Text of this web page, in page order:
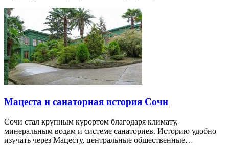
Мацеста и санаторная история Сочи
Сочи стал крупным курортом благодаря климату,
минеральным водам и системе санаториев. Историю удобно
изучать через Мацесту, центральные общественные…